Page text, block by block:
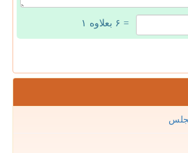
= ۶ بعلاوه ۱